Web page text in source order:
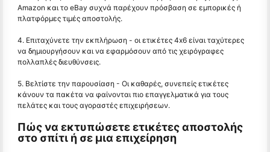
Amazon και το eBay συχνά παρέχουν πρόσβαση σε εμπορικές ή
πλατφόρμες τιμές αποστολής.
4. Επιταχύνετε την εκπλήρωση - οι ετικέτες 4x6 είναι ταχύτερες
να δημιουργήσουν και να εφαρμόσουν από τις χειρόγραφες
πολλαπλές διευθύνσεις.
5. Βελτίστε την παρουσίαση - Οι καθαρές, συνεπείς ετικέτες
κάνουν τα πακέτα να φαίνονται πιο επαγγελματικά για τους
πελάτες και τους αγοραστές επιχειρήσεων.
Πώς να εκτυπώσετε ετικέτες αποστολής
στο σπίτι ή σε μια επιχείρηση